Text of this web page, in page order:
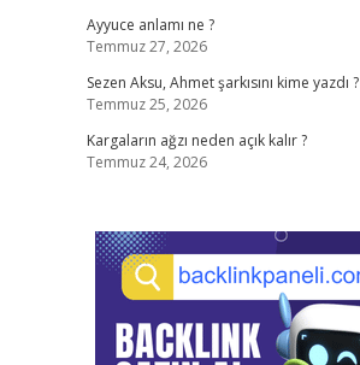
Ayyuce anlamı ne ?
Temmuz 27, 2026
Sezen Aksu, Ahmet şarkısını kime yazdı ?
Temmuz 25, 2026
Kargaların ağzı neden açık kalır ?
Temmuz 24, 2026